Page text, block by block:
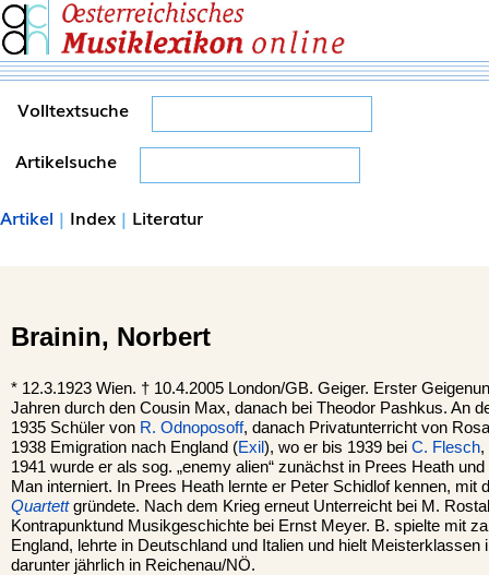
Volltextsuche
Artikelsuche
Artikel | Index | Literatur
Brainin, Norbert
* 12.3.1923 Wien. † 10.4.2005 London/GB. Geiger. Erster
Jahren durch den Cousin Max, danach bei Theodor Pashkus. An
1935 Schüler von R. Odnoposoff, danach Privatunterricht von
1938 Emigration nach England (Exil), wo er bis 1939 bei C. Flesch,
1941 wurde er als sog. „enemy alien“ zunächst in Prees Heath
Man interniert. In Prees Heath lernte er Peter Schidlof kennen, mit
Quartettgründete. Nach dem Krieg erneut Unterreicht bei M.
Kontrapunktund Musikgeschichte bei Ernst Meyer. B. spielte mit
England, lehrte in Deutschland und Italien und hielt Meisterklassen
darunter jährlich in Reichenau/NÖ.